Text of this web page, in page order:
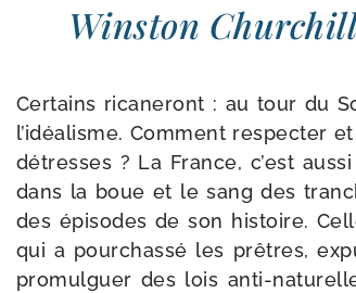
Winston
Certains rica­ne­ront : au tour du
l’i­déa­lisme. Comment res­pec­ter
détresses ? La France, c’est
dans la boue et le sang des
des épi­sodes de son his­toire.
qui a pour­chas­sé les prêtres,
pro­mul­guer des lois anti-​